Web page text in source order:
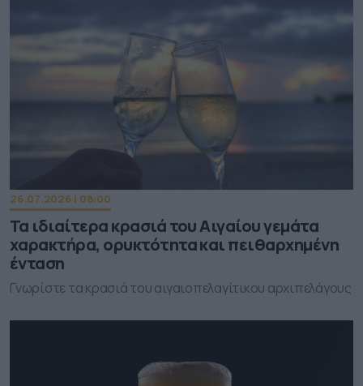
26.07.2026 | 08:00
Τα ιδιαίτερα κρασιά του Αιγαίου γεμάτα
χαρακτήρα, ορυκτότητα και πειθαρχημένη
ένταση
Γνωρίστε τα κρασιά του αιγαιοπελαγίτικου αρχιπελάγους